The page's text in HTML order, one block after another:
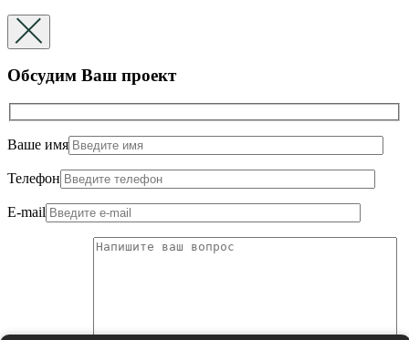
Обсудим Ваш проект
Ваше имя
Телефон
E-mail